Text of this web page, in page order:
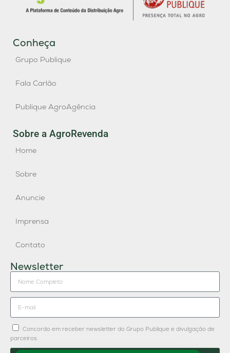
Conheça
Grupo Publique
Fala Carlão
Publique AgroAgência
Sobre a AgroRevenda
Home
Sobre
Anuncie
Imprensa
Contato
Newsletter
Concordo em receber newsletter do Grupo Publique e divulgação de
parceiros.